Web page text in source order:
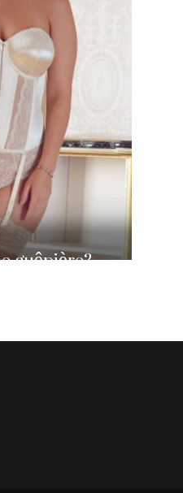
guêpière?